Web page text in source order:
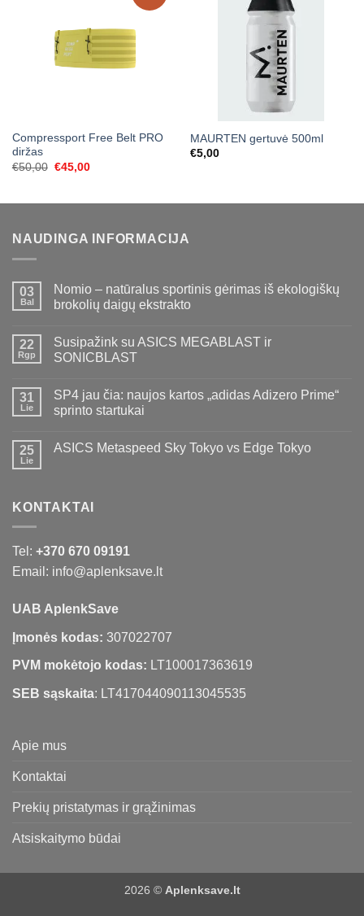
Compressport Free Belt PRO
diržas
€50,00 Original
price
€45,00Current
MAURTEN gertuvė 500ml
€5,00
NAUDINGA INFORMACIJA
03
Bal
Nomio – natūralus sportinis gėrimas iš ekologiškų
brokolių daigų ekstrakto
22
Rgp
Susipažink su ASICS MEGABLAST ir
SONICBLAST
31
Lie
SP4 jau čia: naujos kartos „adidas Adizero Prime“
sprinto startukai
25
Lie
ASICS Metaspeed Sky Tokyo vs Edge Tokyo
KONTAKTAI
Tel: +370 670 09191
Email: info@aplenksave.lt
UAB AplenkSave
Įmonės kodas: 307022707
PVM mokėtojo kodas: LT100017363619
SEB sąskaita: LT417044090113045535
Apie mus
Kontaktai
Prekių pristatymas ir grąžinimas
Atsiskaitymo būdai
2026 © Aplenksave.lt